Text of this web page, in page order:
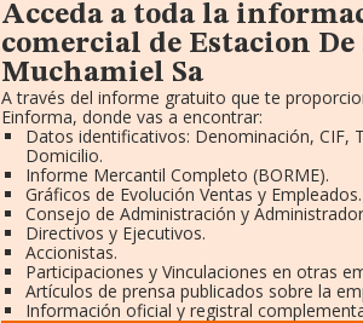
Acceda a toda la
comercial de Estacion De
Muchamiel Sa
A través del informe gratuito que te
Einforma, donde vas a encontrar:
Datos identificativos: Denominación, CIF,
Domicilio.
Informe Mercantil Completo (BORME).
Gráficos de Evolución Ventas y Empleados.
Consejo de Administración y
Directivos y Ejecutivos.
Accionistas.
Participaciones y Vinculaciones en otras
Artículos de prensa publicados sobre la
Información oficial y registral